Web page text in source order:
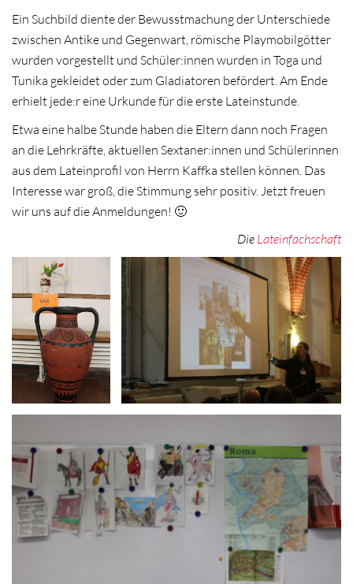
Ein Suchbild diente der Bewusstmachung der Unterschiede
zwischen Antike und Gegenwart, römische Playmobilgötter
wurden vorgestellt und Schüler:innen wurden in Toga und
Tunika gekleidet oder zum Gladiatoren befördert. Am Ende
erhielt jede:r eine Urkunde für die erste Lateinstunde.
Etwa eine halbe Stunde haben die Eltern dann noch Fragen
an die Lehrkräfte, aktuellen Sextaner:innen und Schülerinnen
aus dem Lateinprofil von Herrn Kaffka stellen können. Das
Interesse war groß, die Stimmung sehr positiv. Jetzt freuen
wir uns auf die Anmeldungen! 🙂
Die Lateinfachschaft